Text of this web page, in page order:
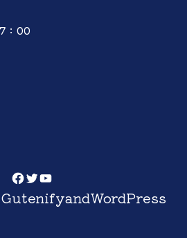
：00
Facebook
Twitter
YouTube
GutenifyandWordPress